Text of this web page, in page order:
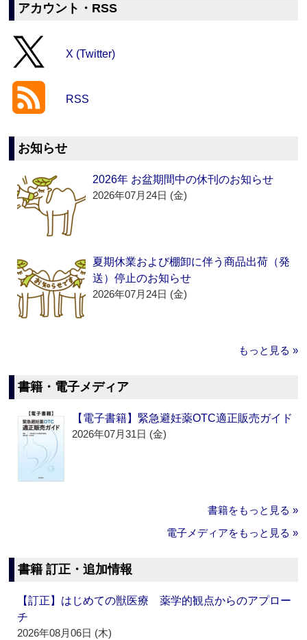
アカウント・RSS
X (Twitter)
RSS
お知らせ
2026年 お盆期間中の休刊のお知らせ
2026年07月24日 (金)
夏期休業および棚卸に伴う商品出荷（発
送）停止のお知らせ
2026年07月24日 (金)
もっと見る »
書籍・電子メディア
【電子書籍】緊急避妊薬OTC適正販売ガイド
2026年07月31日 (金)
書籍をもっと見る »
電子メディアをもっと見る »
書籍 訂正・追加情報
【訂正】はじめての獣医療 薬学的観点からのアプロー
チ
2026年08月06日 (木)